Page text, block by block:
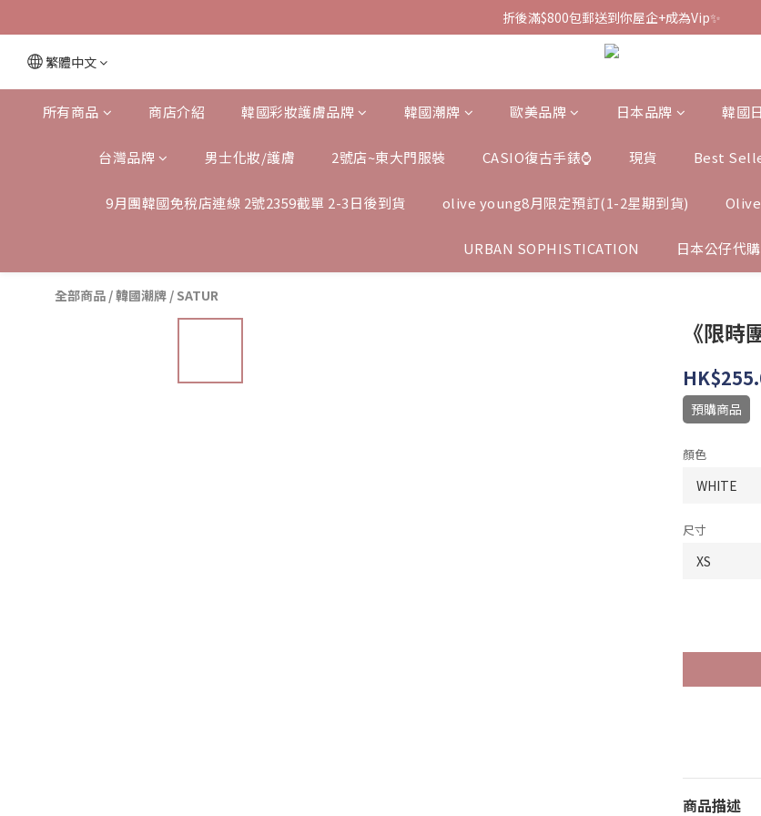
折後滿$800包郵送到你屋企+成為Vip✨
繁體中文
所有商品 商店介紹 韓國彩妝護膚品牌 韓國潮牌 歐美品牌 日本品牌 韓國
台灣品牌 男士化妝/護膚 2號店~東大門服裝 CASIO復古手錶⌚️ 現貨 Best
9月團韓國免稅店連線 2號2359截單 2-3日後到貨 olive young8月限定預訂(1-2星期到貨) Olive
URBAN SOPHISTICATION 日本公仔代購
全部商品 /韓國潮牌 / SATUR
《限
預購商品
顏色
尺寸
商品描述